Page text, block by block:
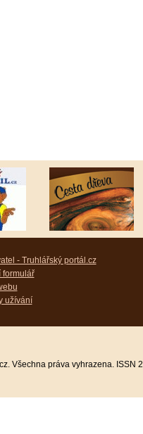
- Truhlářský portál.cz
formulář
užívání
Všechna práva vyhrazena.